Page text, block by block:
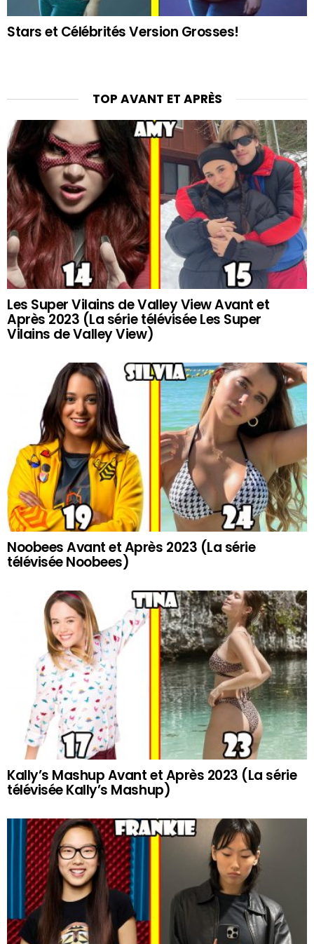
Stars et Célébrités Version Grosses!
TOP AVANT ET APRÈS
Les Super Vilains de Valley View Avant et
Après 2023 (La série télévisée Les Super
Vilains de Valley View)
Noobees Avant et Après 2023 (La série
télévisée Noobees)
Kally’s Mashup Avant et Après 2023 (La série
télévisée Kally’s Mashup)